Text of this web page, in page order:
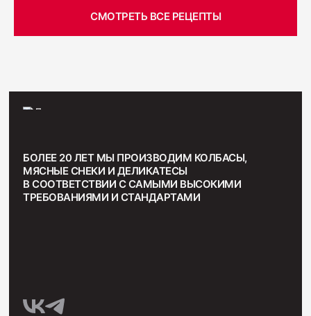
СМОТРЕТЬ ВСЕ РЕЦЕПТЫ
БОЛЕЕ 20 ЛЕТ МЫ ПРОИЗВОДИМ КОЛБАСЫ,
МЯСНЫЕ СНЕКИ И ДЕЛИКАТЕСЫ
В СООТВЕТСТВИИ С САМЫМИ ВЫСОКИМИ
ТРЕБОВАНИЯМИ И СТАНДАРТАМИ